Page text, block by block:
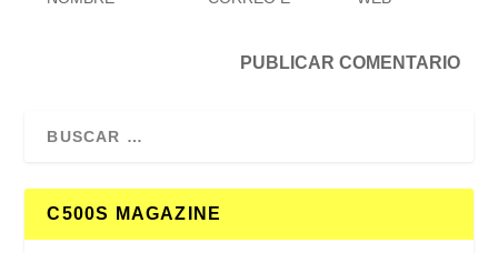
C500S MAGAZINE